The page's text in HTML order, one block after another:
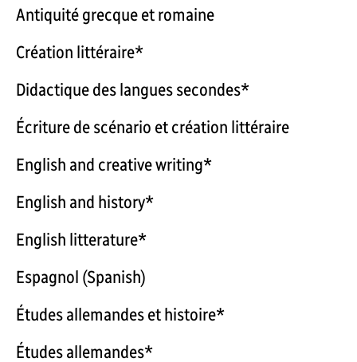
Antiquité grecque et romaine
Création littéraire*
Didactique des langues secondes*
Écriture de scénario et création littéraire
English and creative writing*
English and history*
English litterature*
Espagnol (Spanish)
Études allemandes et histoire*
Études allemandes*